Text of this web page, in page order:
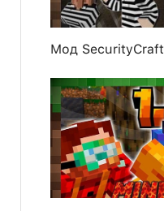
Мод SecurityCraft